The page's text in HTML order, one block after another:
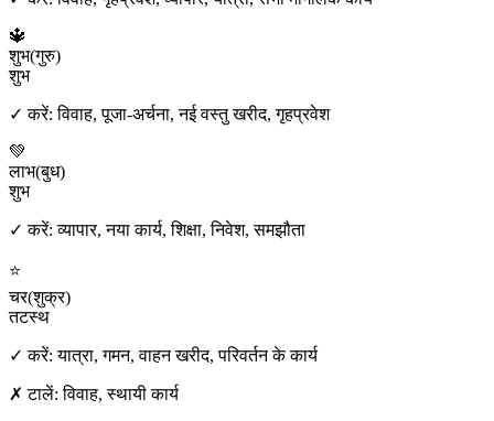
🔱
शुभ(गुरु)
शुभ
✓ करें:विवाह, पूजा-अर्चना, नई वस्तु खरीद, गृहप्रवेश
💚
लाभ(बुध)
शुभ
✓ करें:व्यापार, नया कार्य, शिक्षा, निवेश, समझौता
⭐
चर(शुक्र)
तटस्थ
✓ करें:यात्रा, गमन, वाहन खरीद, परिवर्तन के कार्य
✗ टालें:विवाह, स्थायी कार्य